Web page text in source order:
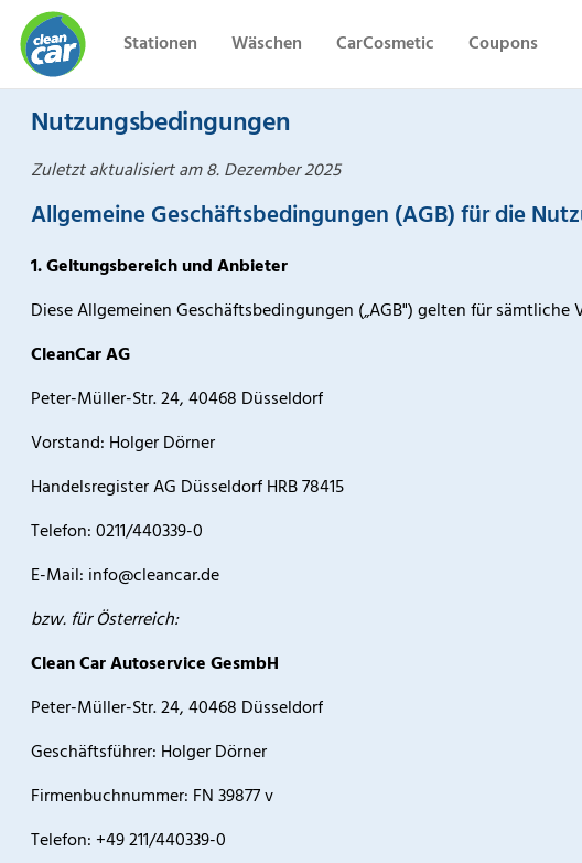
CleanCar Stationen Wäschen CarCosmetic Coupons
Nutzungsbedingungen
Zuletzt aktualisiert am 8. Dezember 2025
Allgemeine Geschäftsbedingungen (AGB) für die
1. Geltungsbereich und Anbieter
Diese Allgemeinen Geschäftsbedingungen („AGB") gelten für
CleanCar AG
Peter-Müller-Str. 24, 40468 Düsseldorf
Vorstand: Holger Dörner
Handelsregister AG Düsseldorf HRB 78415
Telefon: 0211/440339-0
E-Mail: info@cleancar.de
bzw. für Österreich:
Clean Car Autoservice GesmbH
Peter-Müller-Str. 24, 40468 Düsseldorf
Geschäftsführer: Holger Dörner
Firmenbuchnummer: FN 39877 v
Telefon: +49 211/440339-0